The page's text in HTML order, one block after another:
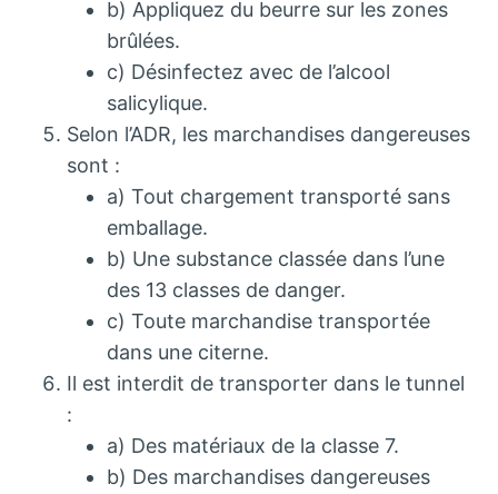
b) Appliquez du beurre sur les zones
brûlées.
c) Désinfectez avec de l’alcool
salicylique.
Selon l’ADR, les marchandises dangereuses
sont :
a) Tout chargement transporté sans
emballage.
b) Une substance classée dans l’une
des 13 classes de danger.
c) Toute marchandise transportée
dans une citerne.
Il est interdit de transporter dans le tunnel
:
a) Des matériaux de la classe 7.
b) Des marchandises dangereuses